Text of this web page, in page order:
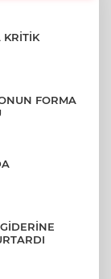
KRİTİK
FORMA